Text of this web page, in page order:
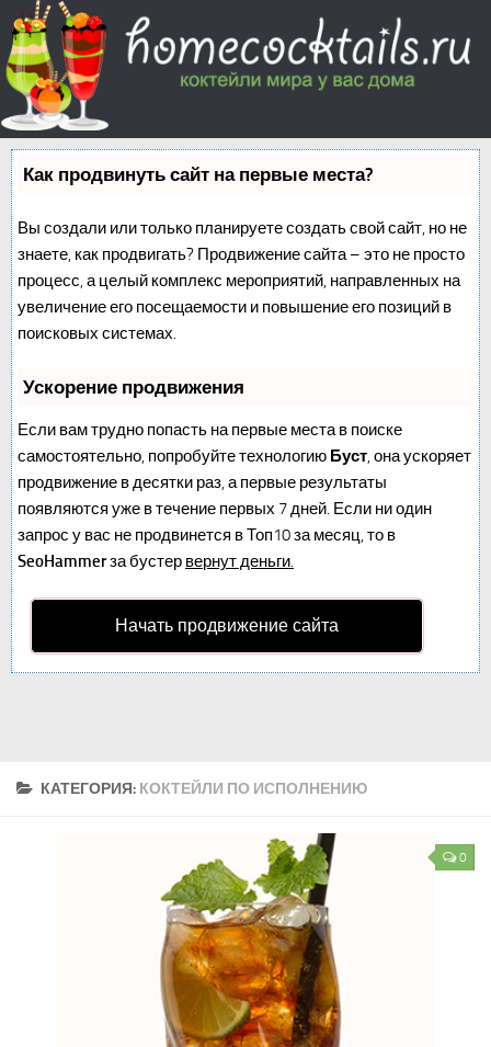
Как продвинуть сайт на первые места?
Вы создали или только планируете создать свой сайт, но не
знаете, как продвигать? Продвижение сайта – это не просто
процесс, а целый комплекс мероприятий, направленных на
увеличение его посещаемости и повышение его позиций в
поисковых системах.
Ускорение продвижения
Если вам трудно попасть на первые места в поиске
самостоятельно, попробуйте технологию Буст, она ускоряет
продвижение в десятки раз, а первые результаты
появляются уже в течение первых 7 дней. Если ни один
запрос у вас не продвинется в Топ10 за месяц, то в
SeoHammerза бустер вернут деньги.
Начать продвижение сайта
КАТЕГОРИЯ: КОКТЕЙЛИ ПО ИСПОЛНЕНИЮ
0